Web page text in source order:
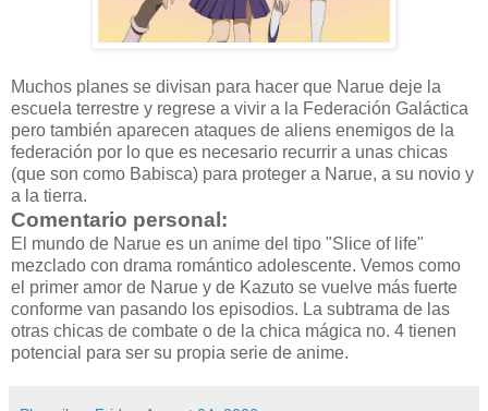
Muchos planes se divisan para hacer que Narue deje la
escuela terrestre y regrese a vivir a la Federación Galáctica
pero también aparecen ataques de aliens enemigos de la
federación por lo que es necesario recurrir a unas chicas
(que son como Babisca) para proteger a Narue, a su novio y
a la tierra.
Comentario personal:
El mundo de Narue es un anime del tipo "Slice of life"
mezclado con drama romántico adolescente. Vemos como
el primer amor de Narue y de Kazuto se vuelve más fuerte
conforme van pasando los episodios. La subtrama de las
otras chicas de combate o de la chica mágica no. 4 tienen
potencial para ser su propia serie de anime.